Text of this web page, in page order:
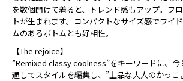
を数個開けて着ると、トレンド感もアップ。フ
トが生まれます。コンパクトなサイズ感でワイ
ムのあるボトムとも好相性。
【The rejoice】
”Remixed classy coolness”をキーワードに、今
通してスタイルを編集し、”上品な大人のかっこ